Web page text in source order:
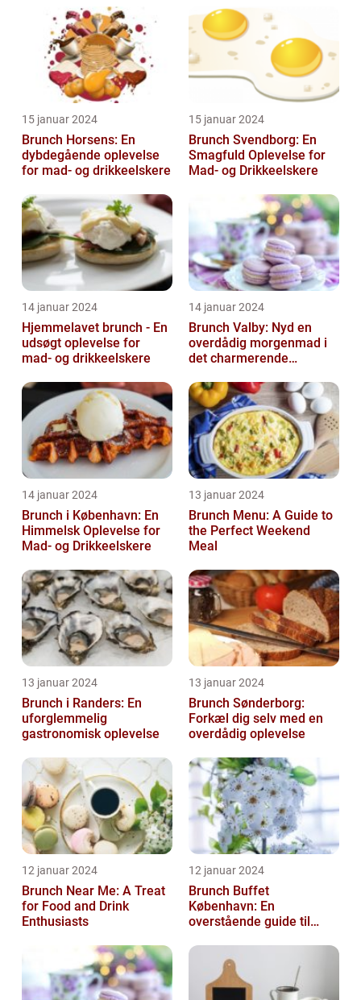
afslappet og hygg...
15 januar 2024
Brunch Horsens: En
dybdegående oplevelse
for mad- og drikkeelskere
15 januar 2024
Brunch Svendborg: En
Smagfuld Oplevelse for
Mad- og Drikkeelskere
14 januar 2024
Hjemmelavet brunch - En
udsøgt oplevelse for
mad- og drikkeelskere
14 januar 2024
Brunch Valby: Nyd en
overdådig morgenmad i
det charmerende
14 januar 2024
Brunch i København: En
Himmelsk Oplevelse for
Mad- og Drikkeelskere
13 januar 2024
Brunch Menu: A Guide to
the Perfect Weekend
Meal
13 januar 2024
Brunch i Randers: En
uforglemmelig
gastronomisk oplevelse
13 januar 2024
Brunch Sønderborg:
Forkæl dig selv med en
overdådig oplevelse
12 januar 2024
Brunch Near Me: A Treat
for Food and Drink
Enthusiasts
12 januar 2024
Brunch Buffet
København: En
overstående guide til